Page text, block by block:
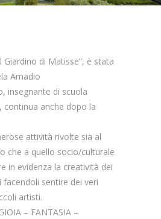
Giardino di Matisse”, è stata
Amadio
insegnante di scuola
continua anche dopo la
attività rivolte sia al
che a quello socio/culturale
in evidenza la creatività dei
sentire dei veri
artisti.
– FANTASIA –